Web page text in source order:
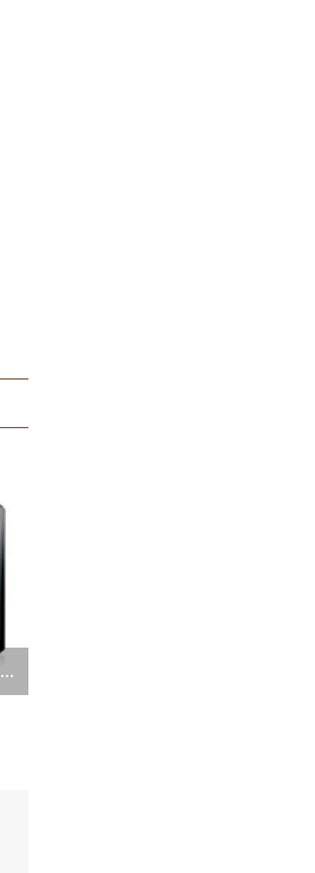
아이패드 미니 박스에 적혀있는 흥미로운 문구 '이 타블렛 기기는 아이튠즈 11을 필요로 합니다.'